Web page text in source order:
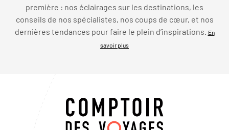
première : nos éclairages sur les destinations, les
conseils de nos spécialistes, nos coups de cœur, et nos
dernières tendances pour faire le plein d’inspirations.
En
savoir plus